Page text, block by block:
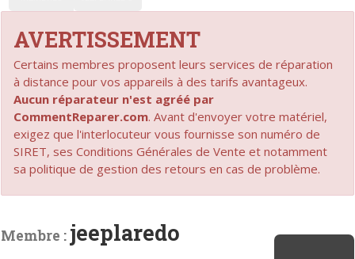
AVERTISSEMENT
Certains membres proposent leurs services de réparation
à distance pour vos appareils à des tarifs avantageux.
Aucun réparateur n'est agréé par
CommentReparer.com. Avant d'envoyer votre matériel,
exigez que l'interlocuteur vous fournisse son numéro de
SIRET, ses Conditions Générales de Vente et notamment
sa politique de gestion des retours en cas de problème.
Membre : jeeplaredo